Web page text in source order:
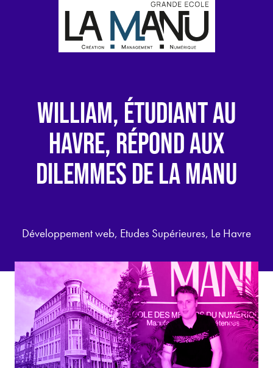
WILLIAM, ÉTUDIANT AU
HAVRE, RÉPOND AUX
DILEMMES DE LA MANU
Développement web, Etudes Supérieures, Le Havre